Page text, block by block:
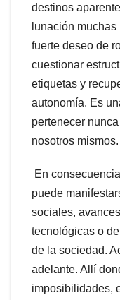
destinos
lunación
fuerte deseo de
cuestionar
etiquetas y
autonomía. Es
pertenecer
nosotros mismos.
En
puede
sociales,
tecnológicas o
de la sociedad.
adelante. Allí
imposibilidades,